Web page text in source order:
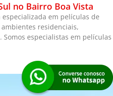
no Bairro Boa Vista
em películas de
residenciais,
especialistas em películas